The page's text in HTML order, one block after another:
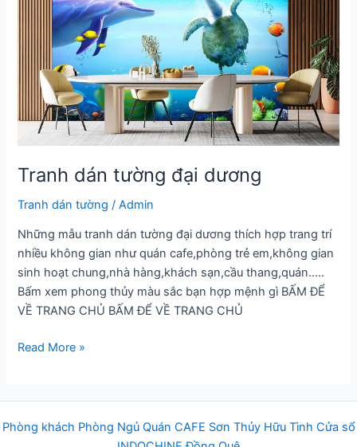
Tranh dán tường đại dương
Tranh dán tường /Admin
Những mẫu tranh dán tường đại dương thích hợp trang trí
nhiều không gian như quán cafe,phòng trẻ em,không gian
sinh hoạt chung,nhà hàng,khách sạn,cầu thang,quán…..
Bấm xem phong thủy màu sắc bạn hợp mệnh gì BẤM ĐỂ
VỀ TRANG CHỦ BẤM ĐỂ VỀ TRANG CHỦ
Tranh
đại
dương
Read More »
Phòng khách Phòng Ngủ Quán CAFE Sơn Thủy Hữu Tình Cửa sổ